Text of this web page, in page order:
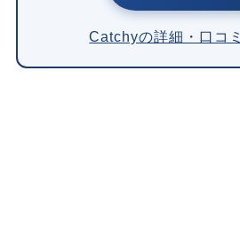
Catchyの詳細・口コ